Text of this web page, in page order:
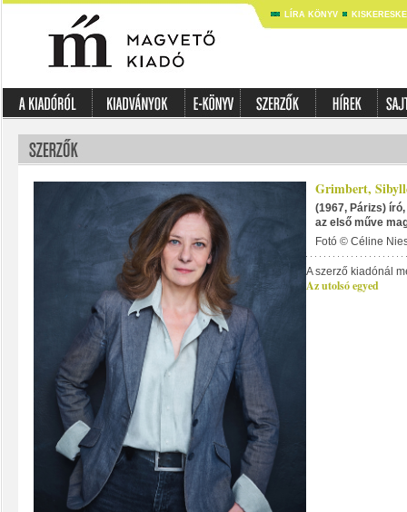
LÍRA KÖNYV
Grimbert,
(1967, Párizs)
az első műve
Fotó © Céline
A szerző kiadónál
Az utolsó egyed